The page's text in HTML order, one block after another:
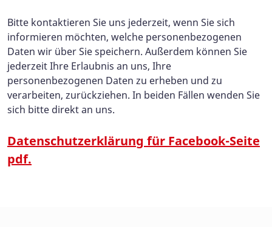
Bitte kontaktieren Sie uns jederzeit, wenn Sie sich
informieren möchten, welche personenbezogenen
Daten wir über Sie speichern. Außerdem können Sie
jederzeit Ihre Erlaubnis an uns, Ihre
personenbezogenen Daten zu erheben und zu
verarbeiten, zurückziehen. In beiden Fällen wenden Sie
sich bitte direkt an uns.
Datenschutzerklärung für Facebook-Seite
pdf.